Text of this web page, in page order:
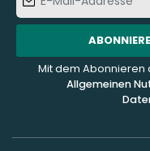
Mit dem Abonnieren
Allgemeinen